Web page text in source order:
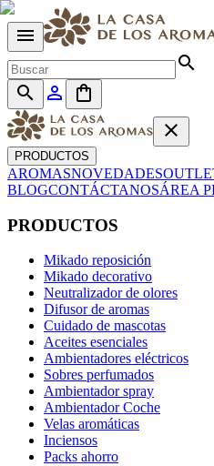
menu
search
search
person_outline
shopping_bag
close
PRODUCTOS
AROMASNOVEDADES
BLOGCONTÁCTANOSÁREA
PRODUCTOS
Mikado reposición
Mikado decorativo
Neutralizador de olores
Difusor de aromas
Cuidado de mascotas
Aceites esenciales
Ambientadores eléctricos
Sobres perfumados
Ambientador spray
Ambientador Coche
Velas aromáticas
Inciensos
Packs ahorro